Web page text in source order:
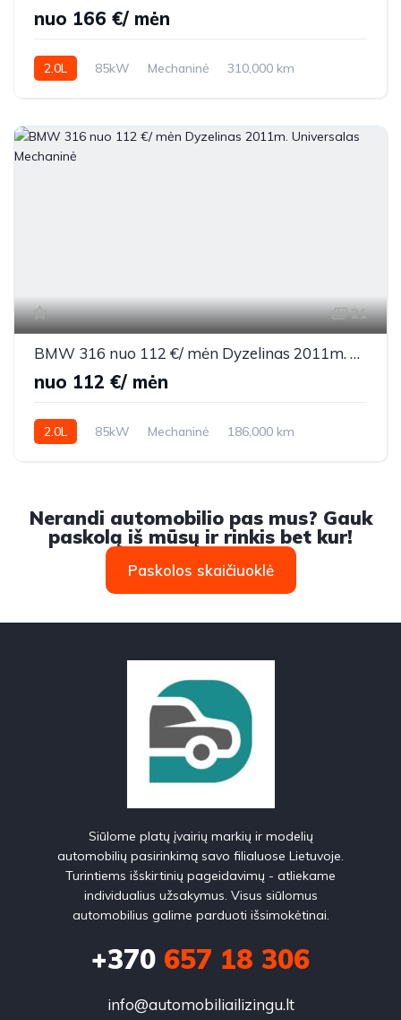
nuo 166 €/ mėn
2.0L 85kW Mechaninė
310,000 km
21
BMW 316 nuo 112 €/ mėn Dyzelinas 2011m. Universalas Mechaninė
nuo 112 €/ mėn
2.0L 85kW Mechaninė
186,000 km
Nerandi automobilio pas mus? Gauk
paskolą iš mūsų ir rinkis bet kur!
Paskolos skaičiuoklė
Siūlome platų įvairių markių ir modelių
automobilių pasirinkimą savo filialuose Lietuvoje.
Turintiems išskirtinių pageidavimų - atliekame
individualius užsakymus. Visus siūlomus
automobilius galime parduoti išsimokėtinai.
+370 657 18 306
info@automobiliailizingu.lt